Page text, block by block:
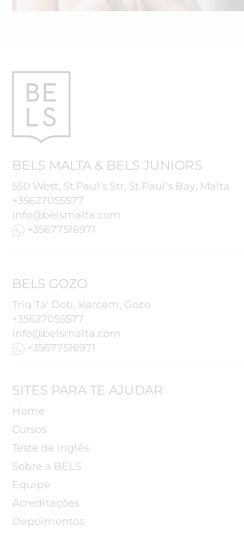
BELS MALTA & BELS JUNIORS
550 West, St.Paul's Str, St.Paul's Bay, Malta
+35627055577
info@belsmalta.com
+35677516971
BELS GOZO
Triq Ta' Doti, Kerċem, Gozo
+35627055577
info@belsmalta.com
+35677516971
SITES PARA TE AJUDAR
Home
Cursos
Teste de Inglês
Sobre a BELS
Equipe
Acreditações
Depoimentos